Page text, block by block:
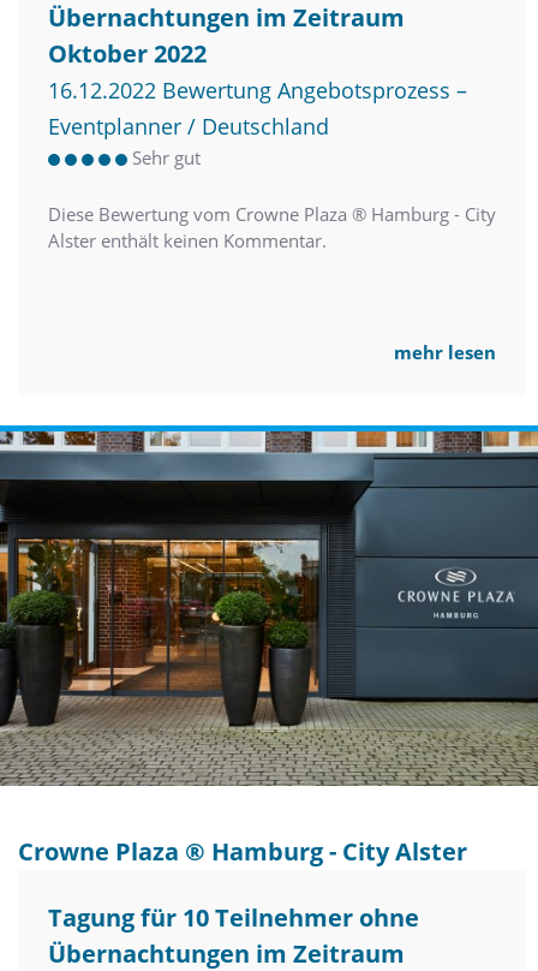
Übernachtungen im Zeitraum
Oktober 2022
16.12.2022 Bewertung Angebotsprozess –
Eventplanner / Deutschland
Sehr gut
Diese Bewertung vom Crowne Plaza ® Hamburg - City
Alster enthält keinen Kommentar.
mehr lesen
Crowne Plaza ® Hamburg - City Alster
Tagung für 10 Teilnehmer ohne
Übernachtungen im Zeitraum